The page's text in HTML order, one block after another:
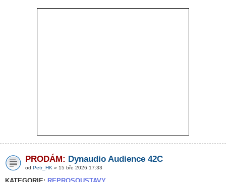
PRODÁM: Dynaudio Audience 42C
od Petr_HK » 15 bře 2026 17:33